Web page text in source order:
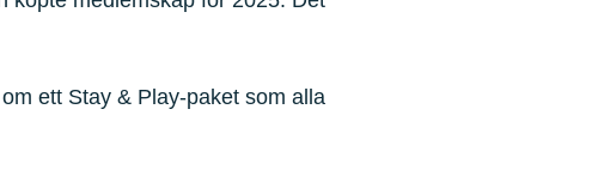
ett Stay & Play-paket som alla